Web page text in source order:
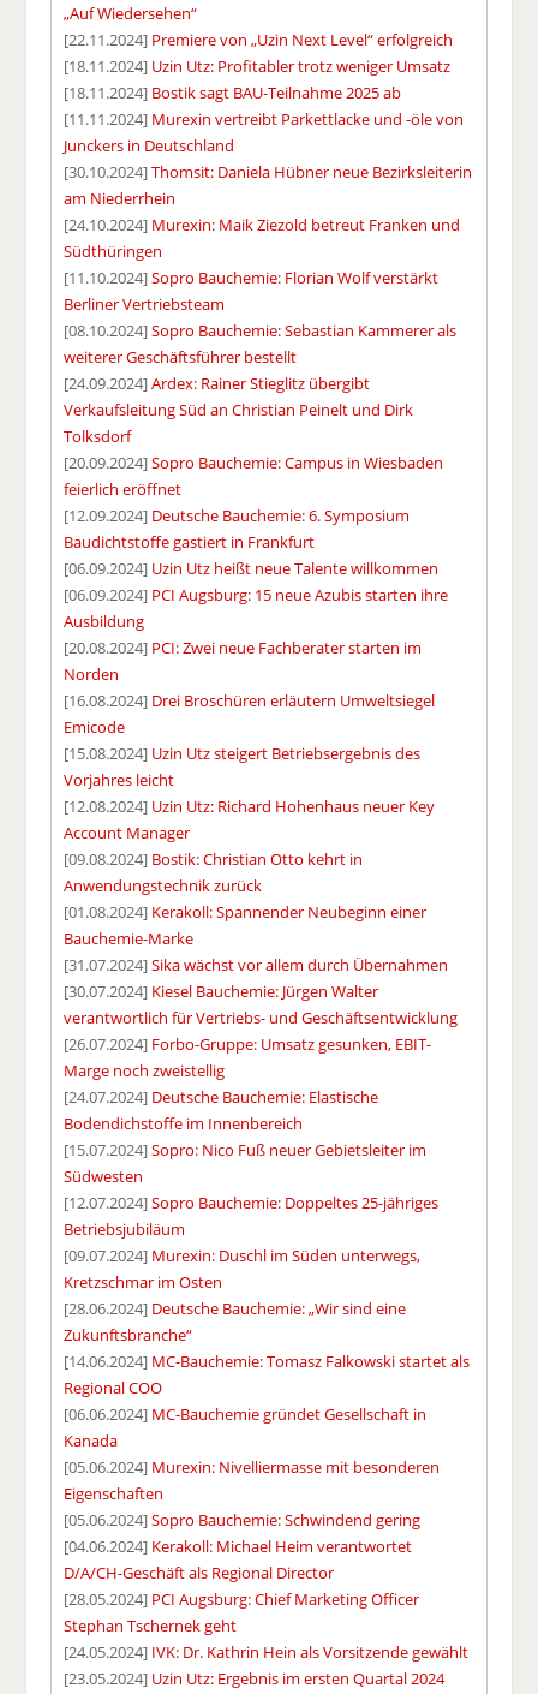
„Auf Wiedersehen“
[22.11.2024] Premiere von „Uzin Next Level“ erfolgreich
[18.11.2024] Uzin Utz: Profitabler trotz weniger Umsatz
[18.11.2024] Bostik sagt BAU-Teilnahme 2025 ab
[11.11.2024] Murexin vertreibt Parkettlacke und -öle von
Junckers in Deutschland
[30.10.2024]Thomsit: Daniela Hübner neue Bezirksleiterin
am Niederrhein
[24.10.2024] Murexin: Maik Ziezold betreut Franken und
Südthüringen
[11.10.2024]Sopro Bauchemie: Florian Wolf verstärkt
Berliner Vertriebsteam
[08.10.2024]Sopro Bauchemie: Sebastian Kammerer als
weiterer Geschäftsführer bestellt
[24.09.2024]Ardex: Rainer Stieglitz übergibt
Verkaufsleitung Süd an Christian Peinelt und Dirk
Tolksdorf
[20.09.2024]Sopro Bauchemie: Campus in Wiesbaden
feierlich eröffnet
[12.09.2024] Deutsche Bauchemie: 6. Symposium
Baudichtstoffe gastiert in Frankfurt
[06.09.2024] Uzin Utz heißt neue Talente willkommen
[06.09.2024] PCI Augsburg: 15 neue Azubis starten ihre
Ausbildung
[20.08.2024] PCI: Zwei neue Fachberater starten im
Norden
[16.08.2024] Drei Broschüren erläutern Umweltsiegel
Emicode
[15.08.2024] Uzin Utz steigert Betriebsergebnis des
Vorjahres leicht
[12.08.2024] Uzin Utz: Richard Hohenhaus neuer Key
Account Manager
[09.08.2024] Bostik: Christian Otto kehrt in
Anwendungstechnik zurück
[01.08.2024] Kerakoll: Spannender Neubeginn einer
Bauchemie-Marke
[31.07.2024]Sika wächst vor allem durch Übernahmen
[30.07.2024] Kiesel Bauchemie: Jürgen Walter
verantwortlich für Vertriebs- und Geschäftsentwicklung
[26.07.2024] Forbo-Gruppe: Umsatz gesunken, EBIT-
Marge noch zweistellig
[24.07.2024] Deutsche Bauchemie: Elastische
Bodendichstoffe im Innenbereich
[15.07.2024]Sopro: Nico Fuß neuer Gebietsleiter im
Südwesten
[12.07.2024]Sopro Bauchemie: Doppeltes 25-jähriges
Betriebsjubiläum
[09.07.2024] Murexin: Duschl im Süden unterwegs,
Kretzschmar im Osten
[28.06.2024] Deutsche Bauchemie: „Wir sind eine
Zukunftsbranche“
[14.06.2024] MC-Bauchemie: Tomasz Falkowski startet als
Regional COO
[06.06.2024] MC-Bauchemie gründet Gesellschaft in
Kanada
[05.06.2024] Murexin: Nivelliermasse mit besonderen
Eigenschaften
[05.06.2024]Sopro Bauchemie: Schwindend gering
[04.06.2024] Kerakoll: Michael Heim verantwortet
D/A/CH-Geschäft als Regional Director
[28.05.2024] PCI Augsburg: Chief Marketing Officer
Stephan Tschernek geht
[24.05.2024] IVK: Dr. Kathrin Hein als Vorsitzende gewählt
[23.05.2024] Uzin Utz: Ergebnis im ersten Quartal 2024